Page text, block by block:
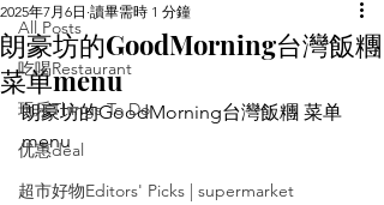
All Posts
吃喝Restaurant
玩乐Things To Do
优惠deal
超市好物Editors' Picks | supermarket
朗豪坊的GoodMorning台灣飯糰
菜单menu
2025年7月6日 讀畢需時 1 分鐘
朗豪坊的GoodMorning台灣飯糰 菜单
menu